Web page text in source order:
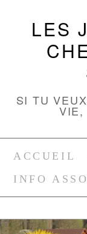
LES
SI TU
VIE,
ACCUEIL
INFO